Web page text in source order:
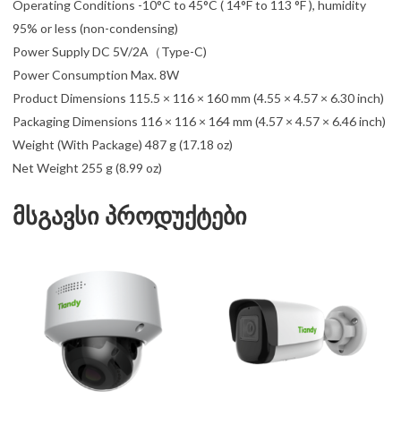
Operating Conditions -10°C to 45°C ( 14°F to 113 °F ), humidity
95% or less (non-condensing)
Power Supply DC 5V/2A（Type-C)
Power Consumption Max. 8W
Product Dimensions 115.5 × 116 × 160 mm (4.55 × 4.57 × 6.30 inch)
Packaging Dimensions 116 × 116 × 164 mm (4.57 × 4.57 × 6.46 inch)
Weight (With Package) 487 g (17.18 oz)
Net Weight 255 g (8.99 oz)
მსგავსი პროდუქტები